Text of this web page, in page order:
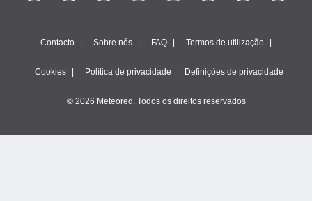
Contacto Sobre nós FAQ Termos de utilização
Cookies Política de privacidade Definições de privacidade
© 2026 Meteored. Todos os direitos reservados